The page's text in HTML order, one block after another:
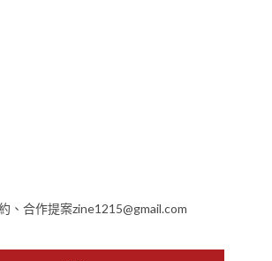
、合作提案zine1215@gmail.com